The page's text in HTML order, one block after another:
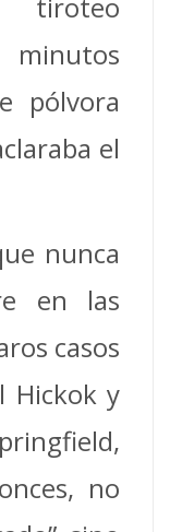
pólvora
el
nunca
en las
casos
Hickok y
no